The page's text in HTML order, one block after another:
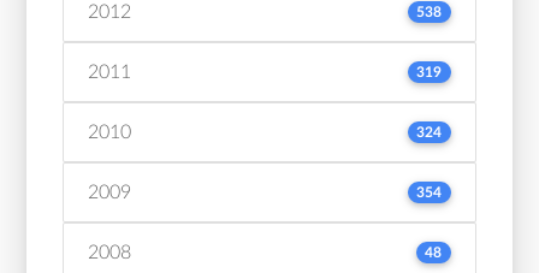
2012 538
2011 319
2010 324
2009 354
2008 48